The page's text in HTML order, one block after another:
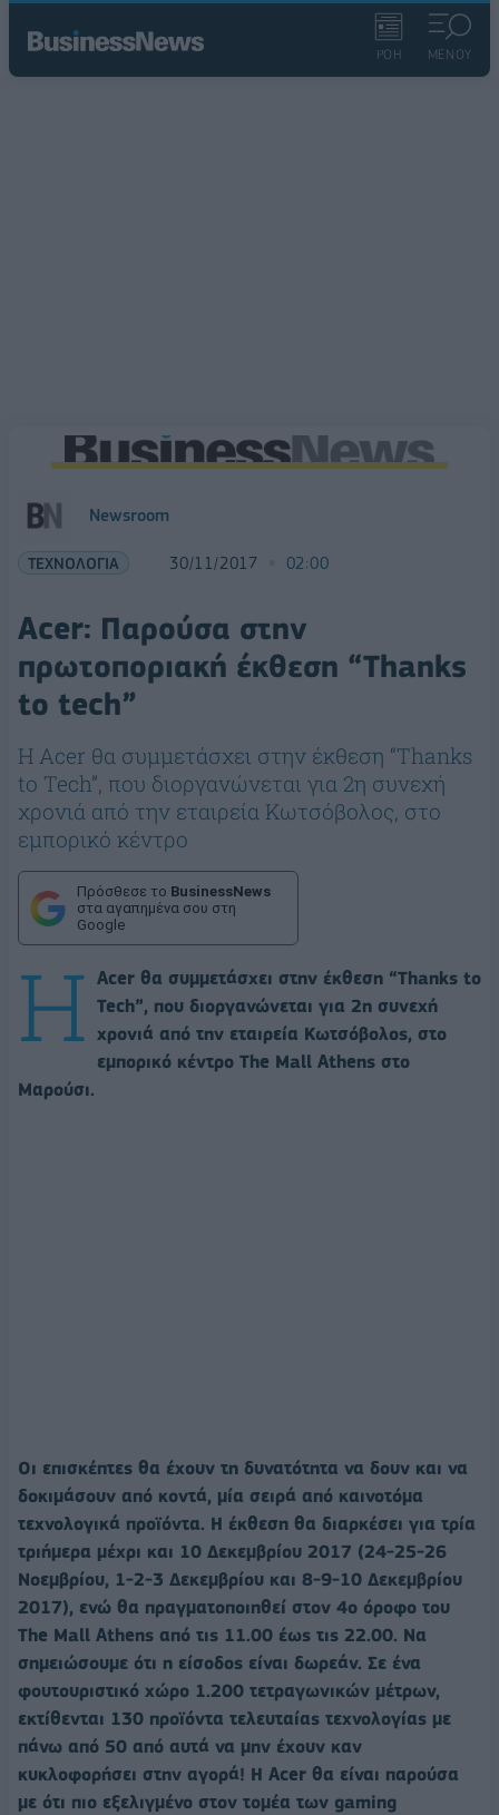
ΡΟΗ ΜΕΝΟΥ
Newsroom
ΤΕΧΝΟΛΟΓΙΑ 30/11/2017 02:00
Acer: Παρούσα στην
πρωτοποριακή έκθεση “Thanks
to tech”
Η Acer θα συμμετάσχει στην έκθεση “Thanks
to Tech”, που διοργανώνεται για 2η συνεχή
χρονιά από την εταιρεία Κωτσόβολος, στο
εμπορικό κέντρο
Πρόσθεσε το BusinessNews
στα αγαπημένα σου στη
Google
Η Acer θα συμμετάσχει στην έκθεση “Thanks to
Tech”, που διοργανώνεται για 2η συνεχή
χρονιά από την εταιρεία Κωτσόβολος, στο
εμπορικό κέντρο The Mall Athens στο
Μαρούσι.
Οι επισκέπτες θα έχουν τη δυνατότητα να δουν και να
δοκιμάσουν από κοντά, μία σειρά από καινοτόμα
τεχνολογικά προϊόντα. Η έκθεση θα διαρκέσει για τρία
τριήμερα μέχρι και 10 Δεκεμβρίου 2017 (24-25-26
Νοεμβρίου, 1-2-3 Δεκεμβρίου και 8-9-10 Δεκεμβρίου
2017), ενώ θα πραγματοποιηθεί στον 4ο όροφο του
The Mall Athens από τις 11.00 έως τις 22.00. Να
σημειώσουμε ότι η είσοδος είναι δωρεάν. Σε ένα
φουτουριστικό χώρο 1.200 τετραγωνικών μέτρων,
εκτίθενται 130 προϊόντα τελευταίας τεχνολογίας με
πάνω από 50 από αυτά να μην έχουν καν
κυκλοφορήσει στην αγορά! Η Acer θα είναι παρούσα
με ότι πιο εξελιγμένο στον τομέα των gaming